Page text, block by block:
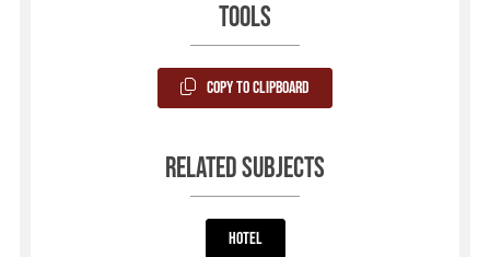
Tools
Copy to Clipboard
Related subjects
Hotel